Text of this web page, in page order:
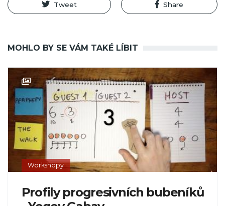
Tweet Share
MOHLO BY SE VÁM TAKÉ LÍBIT
Workshopy
Profily progresivních bubeníků